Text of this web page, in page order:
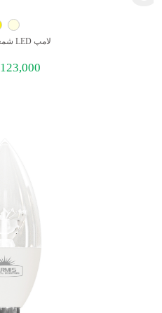
لامپ LED شمعی مات 8W
123,000